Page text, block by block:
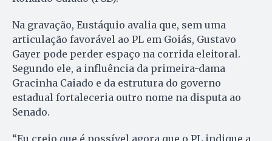
Na gravação, Eustáquio avalia que, sem uma
articulação favorável ao PL em Goiás, Gustavo
Gayer pode perder espaço na corrida eleitoral.
Segundo ele, a influência da primeira-dama
Gracinha Caiado e da estrutura do governo
estadual fortaleceria outro nome na disputa ao
Senado.